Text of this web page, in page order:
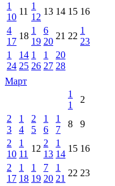
1
10
11
1
12
13 14 15 16
4
17
18
1
19
6
20
21 22
1
23
1
24
14
25
1
26
1
27
20
28
Март
1
1
2
2
3
1
4
2
5
1
6
1
7
8
9
2
10
1
11
12
2
13
1
14
15 16
2
17
1
18
1
19
7
20
1
21
22 23